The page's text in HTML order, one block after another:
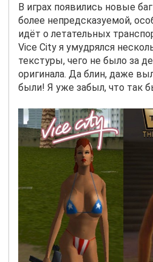
В играх появились новые
более непредсказуемой,
идёт о летательных
Vice City я умудрялся
текстуры, чего не было за
оригинала. Да блин, даже
были! Я уже забыл, что так